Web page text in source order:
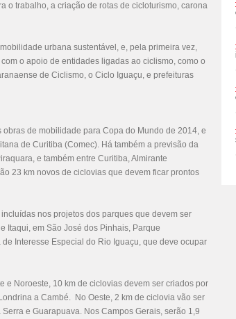
o trabalho, a criação de rotas de cicloturismo, carona
urbana sustentável, e, pela primeira vez,
o apoio de entidades ligadas ao ciclismo, como o
de Ciclismo, o Ciclo Iguaçu, e prefeituras
de mobilidade para Copa do Mundo de 2014, e
de Curitiba (Comec). Há também a previsão da
e também entre Curitiba, Almirante
23 km novos de ciclovias que devem ficar prontos
nos projetos dos parques que devem ser
Itaqui, em São José dos Pinhais, Parque
Interesse Especial do Rio Iguaçu, que deve ocupar
e Noroeste, 10 km de ciclovias devem ser criados por
a Cambé. No Oeste, 2 km de ciclovia vão ser
e Guarapuava. Nos Campos Gerais, serão 1,9